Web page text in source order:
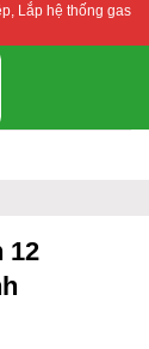
Lắp hệ thống gas
12